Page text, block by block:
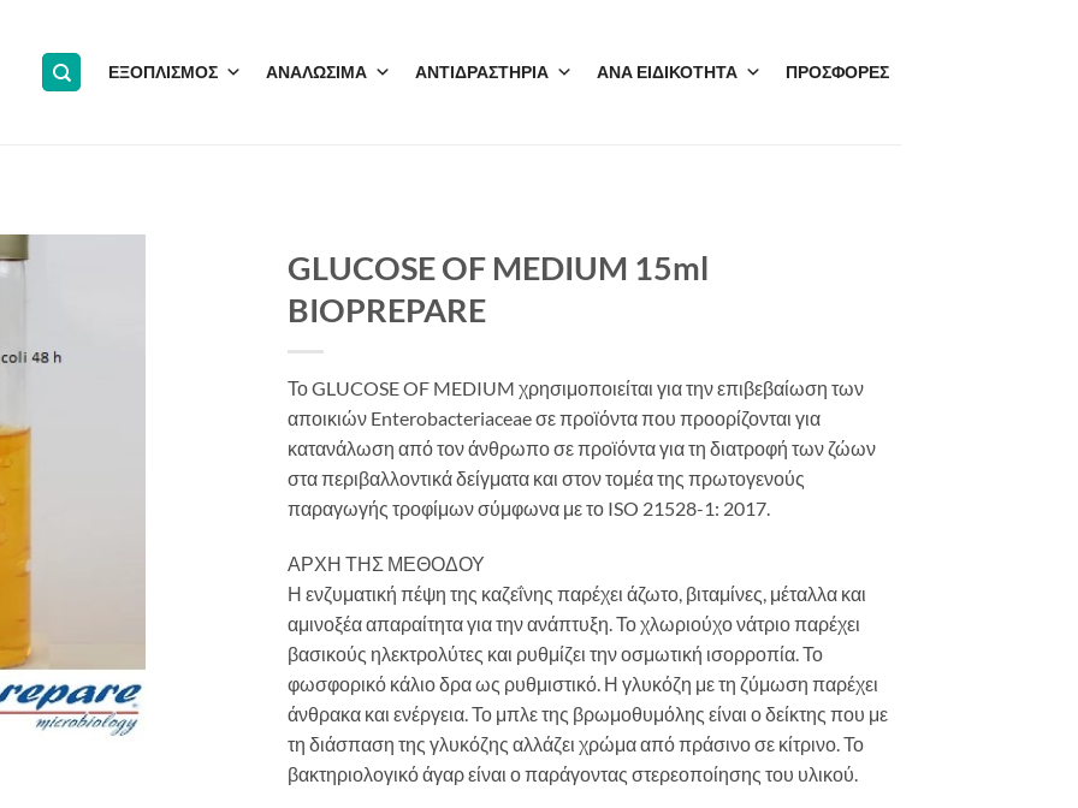
ΕΞΟΠΛΙΣΜΟΣ ΑΝΑΛΩΣΙΜΑ ΑΝΤΙΔΡΑΣΤΗΡΙΑ ΑΝΑ ΕΙΔΙΚΟΤΗΤΑ ΠΡΟΣΦΟΡΕΣ
GLUCOSE OF MEDIUM 15ml
BIOPREPARE
Το GLUCOSE OF MEDIUM χρησιμοποιείται για την επιβεβαίωση των
αποικιών Enterobacteriaceae σε προϊόντα που προορίζονται για
κατανάλωση από τον άνθρωπο σε προϊόντα για τη διατροφή των ζώων
στα περιβαλλοντικά δείγματα και στον τομέα της πρωτογενούς
παραγωγής τροφίμων σύμφωνα με το ISO 21528-1: 2017.
ΑΡΧΗ ΤΗΣ ΜΕΘΟΔΟΥ
Η ενζυματική πέψη της καζεΐνης παρέχει άζωτο, βιταμίνες, μέταλλα και
αμινοξέα απαραίτητα για την ανάπτυξη. Το χλωριούχο νάτριο παρέχει
βασικούς ηλεκτρολύτες και ρυθμίζει την οσμωτική ισορροπία. Το
φωσφορικό κάλιο δρα ως ρυθμιστικό. Η γλυκόζη με τη ζύμωση παρέχει
άνθρακα και ενέργεια. Το μπλε της βρωμοθυμόλης είναι ο δείκτης που με
τη διάσπαση της γλυκόζης αλλάζει χρώμα από πράσινο σε κίτρινο. Το
βακτηριολογικό άγαρ είναι ο παράγοντας στερεοποίησης του υλικού.